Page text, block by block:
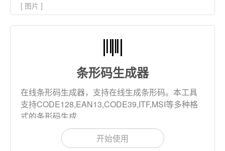
[ 图片 ]
条形码生成器
在线条形码生成器，支持在线生成条形码。本工具
支持CODE128,EAN13,CODE39,ITF,MSI等多种格
式的条形码生成
开始使用